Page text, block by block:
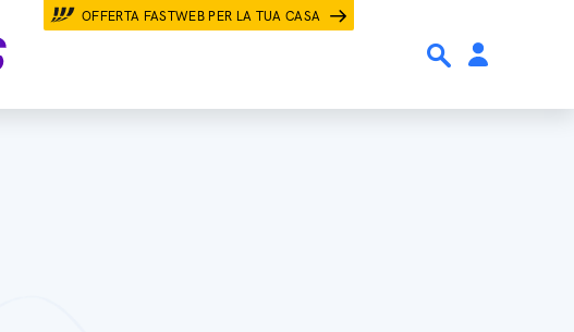
OFFERTA FASTWEB PER LA TUA CASA